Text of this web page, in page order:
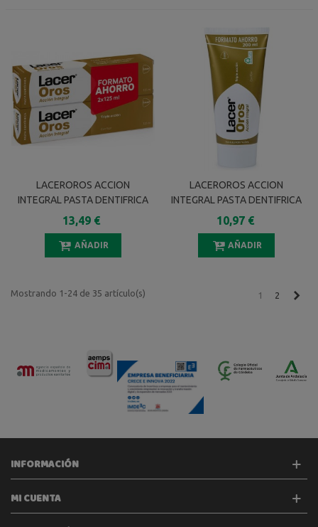
LACEROROS ACCION
INTEGRAL PASTA DENTIFRICA
DUPLO 2X125 ML
13,49 €
AÑADIR
LACEROROS ACCION
INTEGRAL PASTA DENTIFRICA
200 ML
10,97 €
AÑADIR
Mostrando 1-24 de 35 artículo(s) 1 2
INFORMACIÓN
MI CUENTA